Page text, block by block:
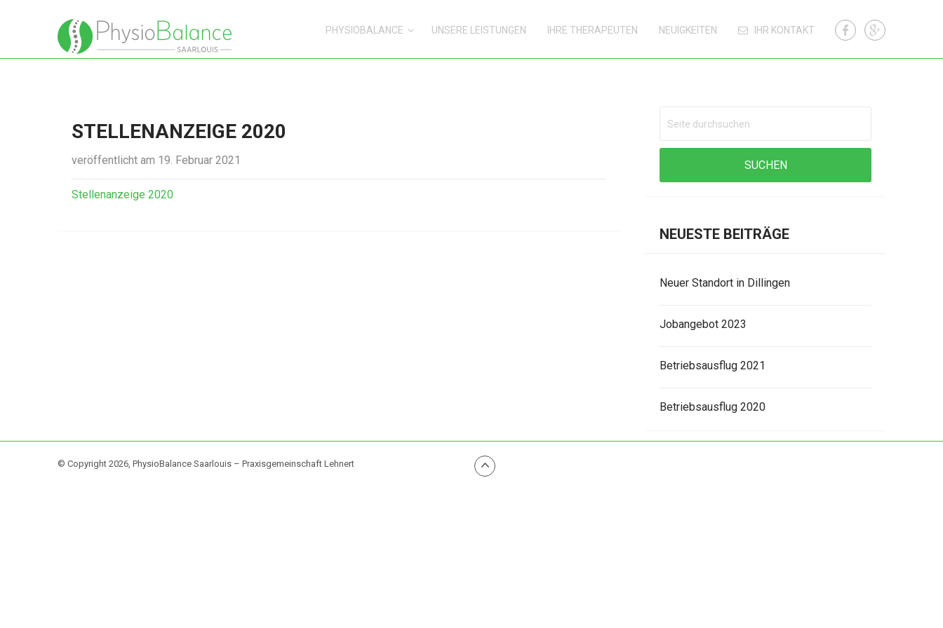
PHYSIOBALANCE UNSERE LEISTUNGEN IHRE THERAPEUTEN NEUIGKEITEN IHR KONTAKT
STELLENANZEIGE 2020
veröffentlicht am 19. Februar 2021
Stellenanzeige 2020
NEUESTE BEITRÄGE
Neuer Standort in Dillingen
Jobangebot 2023
Betriebsausflug 2021
Betriebsausflug 2020
© Copyright 2026, PhysioBalance Saarlouis – Praxisgemeinschaft Lehnert